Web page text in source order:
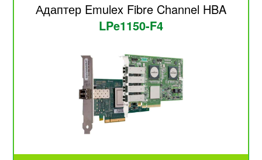
Адаптер Emulex Fibre Channel HBA
LPe1150-F4